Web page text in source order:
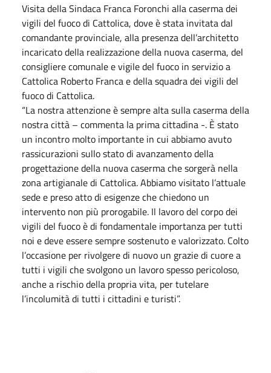
Visita della Sindaca Franca Foronchi alla caserma dei
vigili del fuoco di Cattolica, dove è stata invitata dal
comandante provinciale, alla presenza dell’architetto
incaricato della realizzazione della nuova caserma, del
consigliere comunale e vigile del fuoco in servizio a
Cattolica Roberto Franca e della squadra dei vigili del
fuoco di Cattolica.
“La nostra attenzione è sempre alta sulla caserma della
nostra città – commenta la prima cittadina -. È stato
un incontro molto importante in cui abbiamo avuto
rassicurazioni sullo stato di avanzamento della
progettazione della nuova caserma che sorgerà nella
zona artigianale di Cattolica. Abbiamo visitato l’attuale
sede e preso atto di esigenze che chiedono un
intervento non più prorogabile. Il lavoro del corpo dei
vigili del fuoco è di fondamentale importanza per tutti
noi e deve essere sempre sostenuto e valorizzato. Colto
l’occasione per rivolgere di nuovo un grazie di cuore a
tutti i vigili che svolgono un lavoro spesso pericoloso,
anche a rischio della propria vita, per tutelare
l’incolumità di tutti i cittadini e turisti”.